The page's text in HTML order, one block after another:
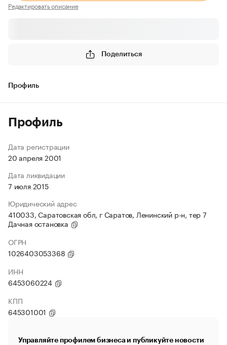
Редактировать описание
Поделиться
Профиль
Профиль
Дата регистрации
20 апреля 2001
Дата ликвидации
7 июля 2015
Юридический адрес
410033, Саратовская обл, г Саратов, Ленинский р-н, тер 7
Дачная остановка
ОГРН
1026403053368
ИНН
6453060224
КПП
645301001
Управляйте профилем бизнеса и публикуйте новости